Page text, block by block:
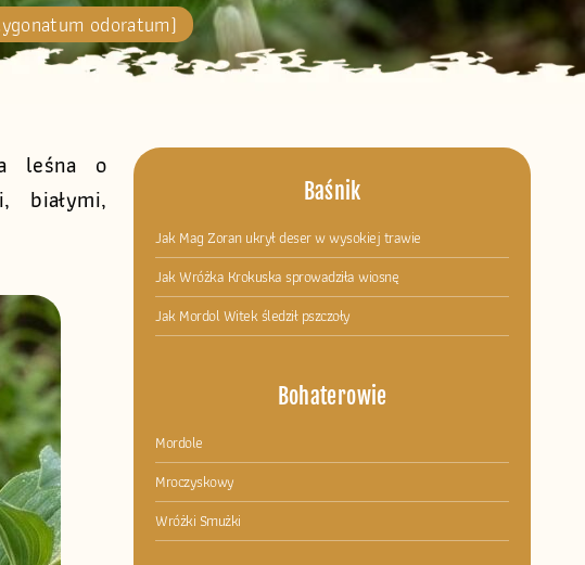
odoratum)
leśna o
białymi,
Baśnik
Jak Mag Zoran ukrył deser w wysokiej trawie
Jak Wróżka Krokuska sprowadziła wiosnę
Jak Mordol Witek śledził pszczoły
Bohaterowie
Mordole
Mroczyskowy
Wróżki Smużki